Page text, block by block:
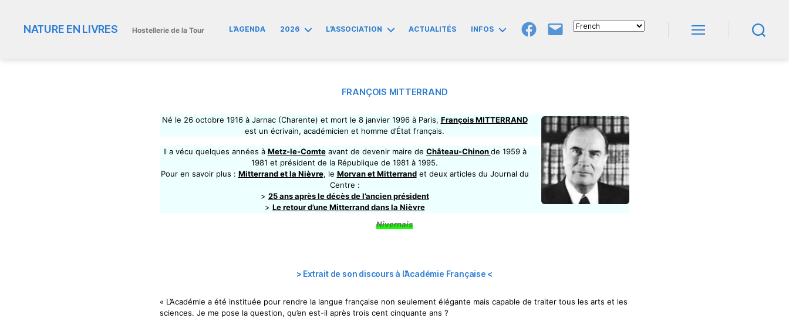
NATURE EN LIVRES Hostellerie de la Tour L’AGENDA 2026 L’ASSOCIATION ACTUALITÉS INFOS
GroupeE-
FRANÇOIS MITTERRAND
Né le 26 octobre 1916 à Jarnac (Charente) et mort le 8 janvier 1996 à Paris, François MITTERRAND
est un écrivain, académicien et homme d’État français.
Il a vécu quelques années à Metz-le-Comteavant de devenir maire de Château-Chinonde 1959 à
1981 et président de la République de 1981 à 1995.
Pour en savoir plus : Mitterrand et la Nièvre, le Morvan et Mitterrandet deux articles du Journal du
Centre :
> 25 ans après le décès de l’ancien président
> Le retour d’une Mitterrand dans la Nièvre
Nivernais
> Extrait de son discours à l’Académie Française <
« L’Académie a été instituée pour rendre la langue française non seulement élégante mais capable de traiter tous les arts et les
sciences. Je me pose la question, qu’en est-il après trois cent cinquante ans ?